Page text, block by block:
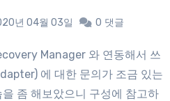
년 04월 03일 0 댓글
에 대한 문의가 조금 있는
좀 해보았으니 구성에 참고하